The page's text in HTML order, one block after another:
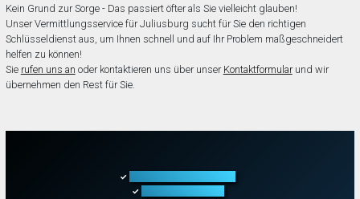
Kein Grund zur Sorge - Das passiert öfter als Sie vielleicht glauben!
Unser Vermittlungsservice für Juliusburg sucht für Sie den richtigen
Schlüsseldienst aus, um Ihnen schnell und auf Ihr Problem maßgeschneidert
helfen zu können!
Sie rufen uns an oder kontaktieren uns über unser Kontaktformularund wir
übernehmen den Rest für Sie.
✓
✓